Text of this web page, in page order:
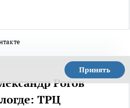
Принять
Рогов
ТРЦ